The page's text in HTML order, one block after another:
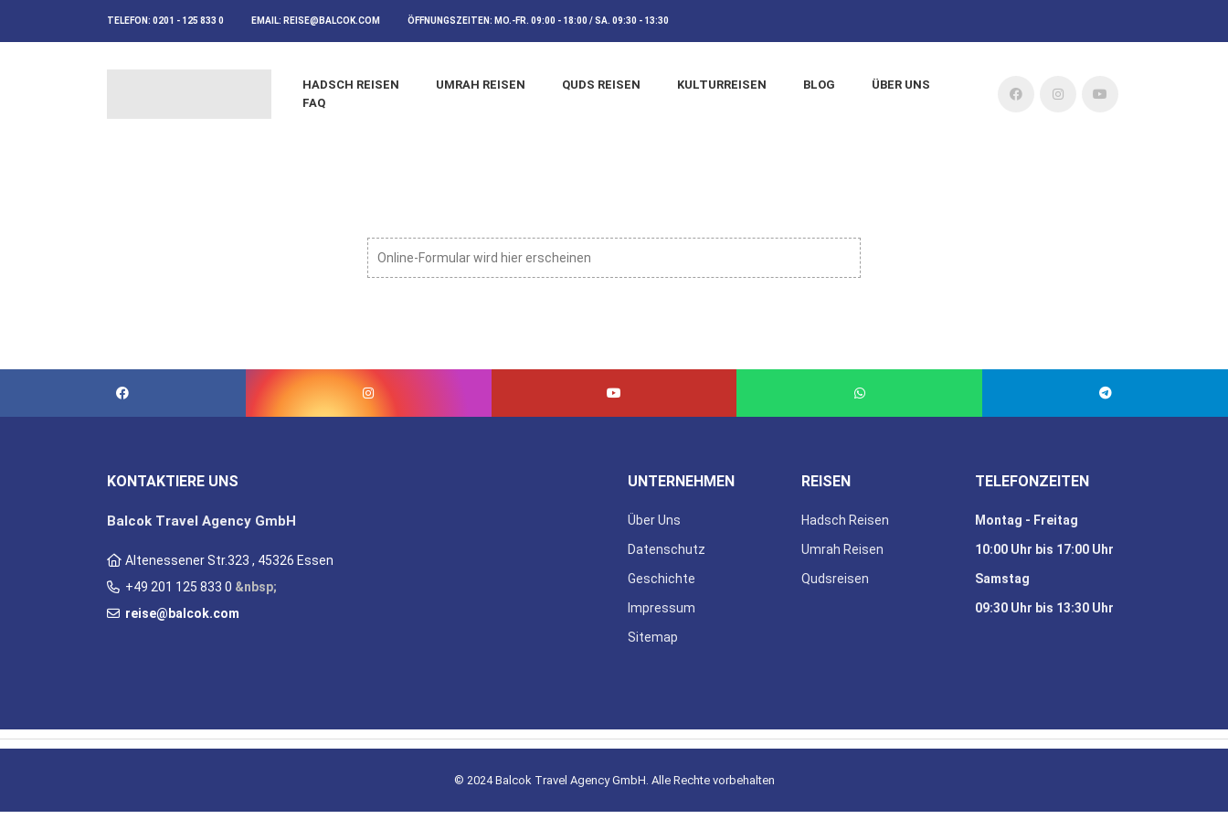
TELEFON: 0201 - 125 833 0 EMAIL: REISE@BALCOK.COM ÖFFNUNGSZEITEN: MO.-FR. 09:00 - 18:00 / SA. 09:30 - 13:30
HADSCH REISEN UMRAH REISEN QUDS REISEN KULTURREISEN BLOG
ÜBER UNS
FAQ
Online-Formular wird hier erscheinen
KONTAKTIERE UNS
Balcok Travel Agency GmbH
Altenessener Str.323 , 45326 Essen
+49 201 125 833 0 &nbsp;
reise@balcok.com
UNTERNEHMEN
Über Uns
Datenschutz
Geschichte
Impressum
Sitemap
REISEN
Hadsch Reisen
Umrah Reisen
Qudsreisen
TELEFONZEITEN
Montag - Freitag
10:00 Uhr bis 17:00 Uhr
Samstag
09:30 Uhr bis 13:30 Uhr
© 2024 Balcok Travel Agency GmbH. Alle Rechte vorbehalten